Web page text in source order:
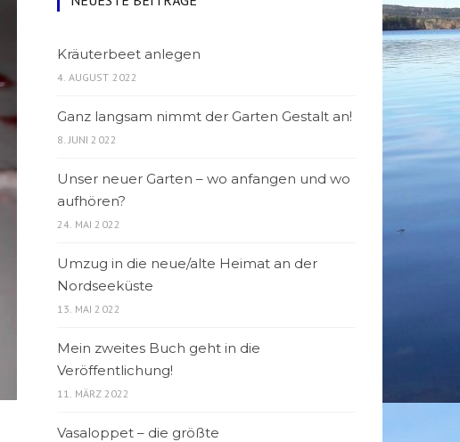
Kräuterbeet anlegen
4. AUGUST 2022
Ganz langsam nimmt der Garten Gestalt an!
8. JUNI 2022
Unser neuer Garten – wo anfangen und wo
aufhören?
24. MAI 2022
Umzug in die neue/alte Heimat an der
Nordseeküste
13. MAI 2022
Mein zweites Buch geht in die
Veröffentlichung!
11. MÄRZ 2022
Vasaloppet – die größte